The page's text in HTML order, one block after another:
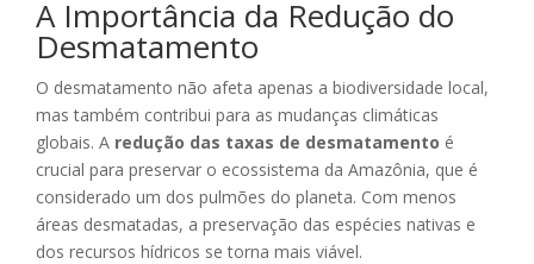
A Importância da Redução do
Desmatamento
O desmatamento não afeta apenas a biodiversidade local,
mas também contribui para as mudanças climáticas
globais. A redução das taxas de desmatamento é
crucial para preservar o ecossistema da Amazônia, que é
considerado um dos pulmões do planeta. Com menos
áreas desmatadas, a preservação das espécies nativas e
dos recursos hídricos se torna mais viável.